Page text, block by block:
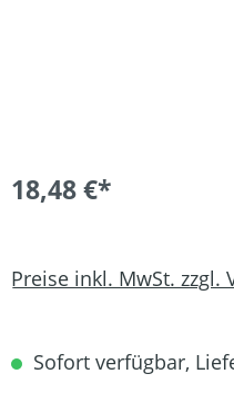
18,48 €*
Preise inkl. MwSt. zzgl.
Sofort verfügbar,